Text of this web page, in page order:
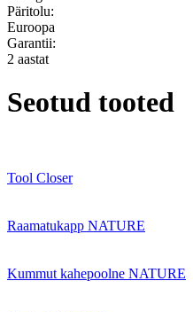
Päritolu:
Euroopa
Garantii:
2 aastat
Seotud tooted
Tool Closer
Raamatukapp NATURE
Kummut kahepoolne NATURE